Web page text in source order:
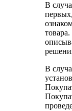
В
В